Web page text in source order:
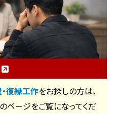
復縁工作をお探しの方は、
ページをご覧になってくだ